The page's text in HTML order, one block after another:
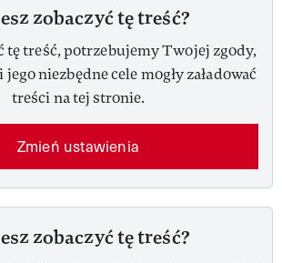
zobaczyć tę treść?
treść, potrzebujemy Twojej zgody,
niezbędne cele mogły załadować
treści na tej stronie.
Zmień ustawienia
zobaczyć tę treść?